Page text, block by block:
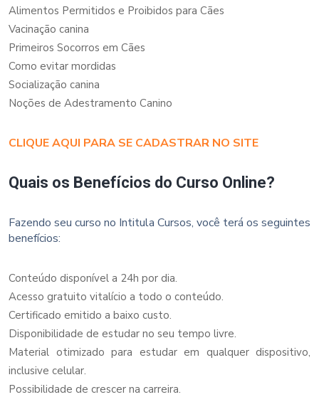
Alimentos Permitidos e Proibidos para Cães
Vacinação canina
Primeiros Socorros em Cães
Como evitar mordidas
Socialização canina
Noções de Adestramento Canino
CLIQUE AQUI PARA SE CADASTRAR NO SITE
Quais os Benefícios do Curso Online?
Fazendo seu curso no Intitula Cursos, você terá os seguintes
benefícios:
Conteúdo disponível a 24h por dia.
Acesso gratuito vitalício a todo o conteúdo.
Certificado emitido a baixo custo.
Disponibilidade de estudar no seu tempo livre.
Material otimizado para estudar em qualquer dispositivo,
inclusive celular.
Possibilidade de crescer na carreira.